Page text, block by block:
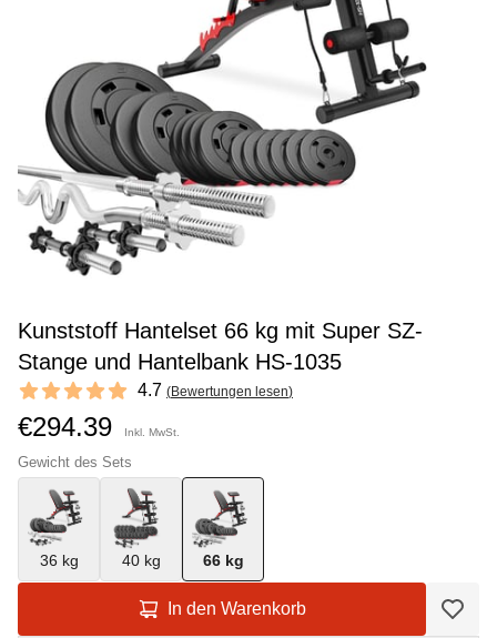
Kunststoff Hantelset 66 kg mit Super SZ-
Stange und Hantelbank HS-1035
Reviews
4.7 out of 5 stars 4.7 (Bewertungen lesen)
€294.39 Inkl. MwSt.
Gewicht des Sets
36 kg 40 kg 66 kg
In den Warenkorb